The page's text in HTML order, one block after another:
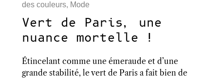
des couleurs, Mode
Vert de Paris, une
nuance mortelle !
Étincelant comme une émeraude et d’une
grande stabilité, le vert de Paris a fait bien de